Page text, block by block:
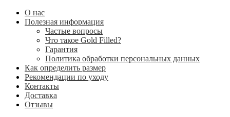
О нас
Полезная информация
Частые вопросы
Что такое Gold Filled?
Гарантия
Политика обработки персональных данных
Как определить размер
Рекомендации по уходу
Контакты
Доставка
Отзывы